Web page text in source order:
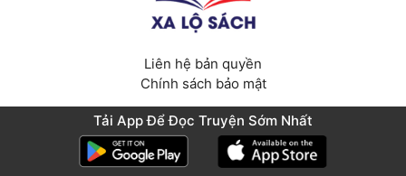
Liên hệ bản quyền
Chính sách bảo mật
Copyright © 2022 xalosach.com
Tải App Để Đọc Truyện Sớm Nhất